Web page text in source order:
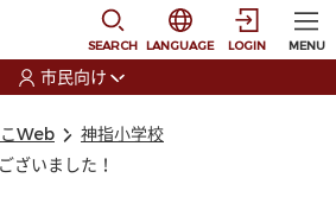
SEARCH
選択すると言語の切
LANGUAGE LOGIN MENU
市民向け
Web
神指小学校
ざいました！